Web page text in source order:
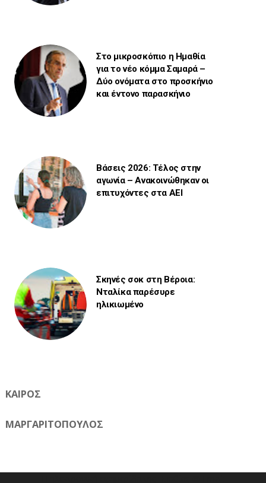
Στο μικροσκόπιο η Ημαθία
για το νέο κόμμα Σαμαρά –
Δύο ονόματα στο προσκήνιο
και έντονο παρασκήνιο
Βάσεις 2026: Τέλος στην
αγωνία – Ανακοινώθηκαν οι
επιτυχόντες στα ΑΕΙ
Σκηνές σοκ στη Βέροια:
Νταλίκα παρέσυρε
ηλικιωμένο
ΚΑΙΡΟΣ
ΜΑΡΓΑΡΙΤΟΠΟΥΛΟΣ